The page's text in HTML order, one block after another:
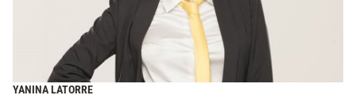
YANINA LATORRE